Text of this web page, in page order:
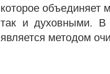
которое объединяет
так и духовными. В
является методом